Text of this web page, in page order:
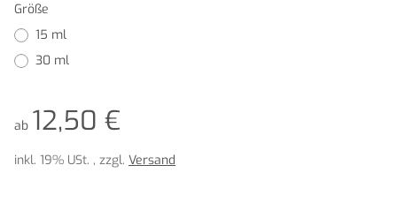
Größe
15 ml
30 ml
ab 12,50 €
inkl. 19% USt. , zzgl. Versand